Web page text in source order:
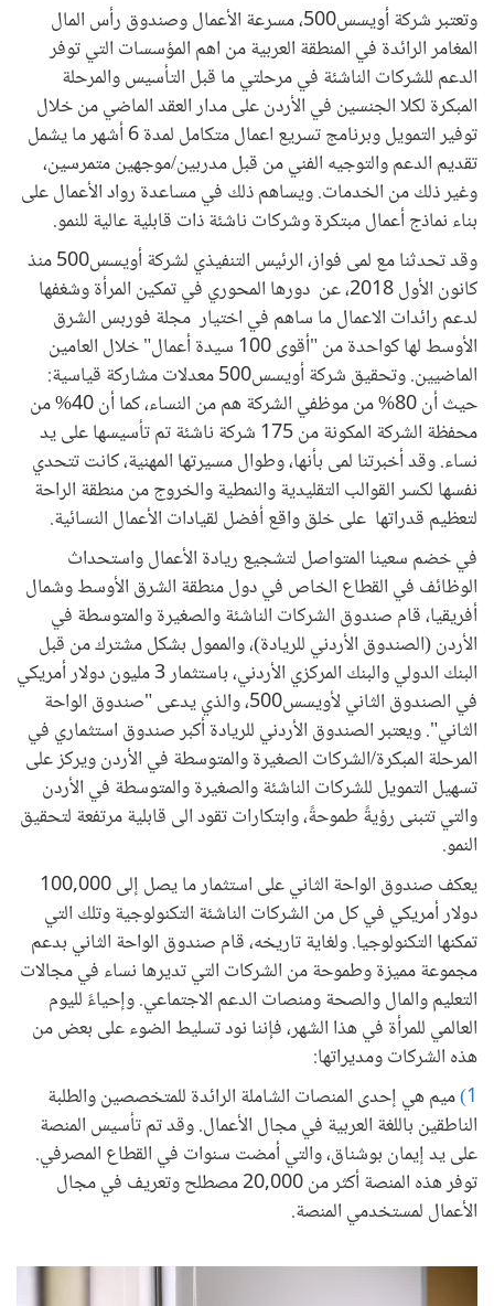
وتعتبر شركة أويسس500، مسرعة الأعمال وصندوق رأس المال
المغامر الرائدة في المنطقة العربية من اهم المؤسسات التي توفر
الدعم للشركات الناشئة في مرحلتي ما قبل التأسيس والمرحلة
المبكرة لكلا الجنسين في الأردن على مدار العقد الماضي من خلال
توفير التمويل وبرنامج تسريع اعمال متكامل لمدة 6 أشهر ما يشمل
تقديم الدعم والتوجيه الفني من قبل مدربين/موجهين متمرسين،
وغير ذلك من الخدمات. ويساهم ذلك في مساعدة رواد الأعمال على
بناء نماذج أعمال مبتكرة وشركات ناشئة ذات قابلية عالية للنمو.
وقد تحدثنا مع لمى فواز، الرئيس التنفيذي لشركة أويسس500 منذ
كانون الأول 2018، عن دورها المحوري في تمكين المرأة وشغفها
لدعم رائدات الاعمال ما ساهم في اختيار مجلة فوربس الشرق
الأوسط لها كواحدة من "أقوى 100 سيدة أعمال" خلال العامين
الماضيين. وتحقيق شركة أويسس500 معدلات مشاركة قياسية:
حيث أن 80% من موظفي الشركة هم من النساء، كما أن 40% من
محفظة الشركة المكونة من 175 شركة ناشئة تم تأسيسها على يد
نساء. وقد أخبرتنا لمى بأنها، وطوال مسيرتها المهنية، كانت تتحدي
نفسها لكسر القوالب التقليدية والنمطية والخروج من منطقة الراحة
لتعظيم قدراتها على خلق واقع أفضل لقيادات الأعمال النسائية.
في خضم سعينا المتواصل لتشجيع ريادة الأعمال واستحداث
الوظائف في القطاع الخاص في دول منطقة الشرق الأوسط وشمال
أفريقيا، قام صندوق الشركات الناشئة والصغيرة والمتوسطة في
الأردن (الصندوق الأردني للريادة)، والممول بشكل مشترك من قبل
البنك الدولي والبنك المركزي الأردني، باستثمار 3 مليون دولار أمريكي
في الصندوق الثاني لأويسس500، والذي يدعى "صندوق الواحة
الثاني". ويعتبر الصندوق الأردني للريادة أكبر صندوق استثماري في
المرحلة المبكرة/الشركات الصغيرة والمتوسطة في الأردن ويركز على
تسهيل التمويل للشركات الناشئة والصغيرة والمتوسطة في الأردن
والتي تتبنى رؤيةً طموحةً، وابتكارات تقود الى قابلية مرتفعة لتحقيق
النمو.
يعكف صندوق الواحة الثاني على استثمار ما يصل إلى 100,000
دولار أمريكي في كل من الشركات الناشئة التكنولوجية وتلك التي
تمكنها التكنولوجيا. ولغاية تاريخه، قام صندوق الواحة الثاني بدعم
مجموعة مميزة وطموحة من الشركات التي تديرها نساء في مجالات
التعليم والمال والصحة ومنصات الدعم الاجتماعي. وإحياءً لليوم
العالمي للمرأة في هذا الشهر، فإننا نود تسليط الضوء على بعض من
هذه الشركات ومديراتها:
1) ميم هي إحدى المنصات الشاملة الرائدة للمتخصصين والطلبة
الناطقين باللغة العربية في مجال الأعمال. وقد تم تأسيس المنصة
على يد إيمان بوشناق، والتي أمضت سنوات في القطاع المصرفي.
توفر هذه المنصة أكثر من 20,000 مصطلح وتعريف في مجال
الأعمال لمستخدمي المنصة.